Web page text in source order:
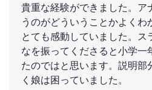
貴重な経験ができました。ア
うのがどういうことかよく
とても感動していました。
なを振ってくださると小学一
たのではと思います。説明
く娘は困っていました。